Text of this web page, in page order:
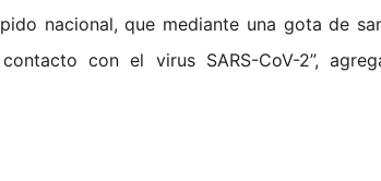
nacional, que mediante una gota de
con el virus SARS-CoV-2”,